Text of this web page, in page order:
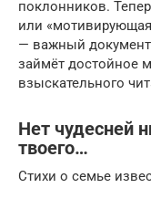
поклонников.
или «мотивирующая
— важный документ
займёт достойное
взыскательного
Нет чудесней
твоего…
Стихи о семье